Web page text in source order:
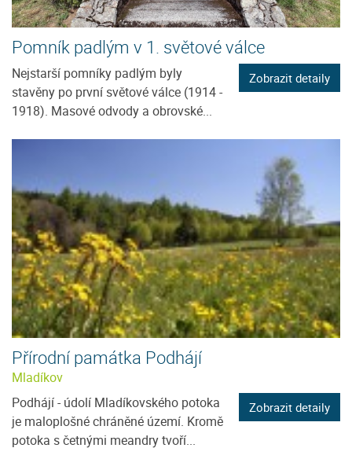
Pomník padlým v 1. světové válce
Nejstarší pomníky padlým byly
stavěny po první světové válce (1914 -
1918). Masové odvody a obrovské...
Zobrazit detaily
Přírodní památka Podhájí
Mladíkov
Podhájí - údolí Mladíkovského potoka
je maloplošné chráněné území. Kromě
potoka s četnými meandry tvoří...
Zobrazit detaily